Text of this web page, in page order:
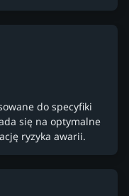
do specyfiki
się na optymalne
ryzyka awarii.